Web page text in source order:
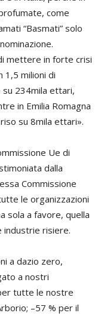
come
“Basmati” solo
mettere in forte crisi
1,5 milioni di
234mila ettari,
in Emilia Romagna
su 8mila ettari».
Ue di
dalla
Commissione
le organizzazioni
sola a favore, quella
industrie risiere.
a dazio zero,
a nostri
tutte le nostre
–57 % per il